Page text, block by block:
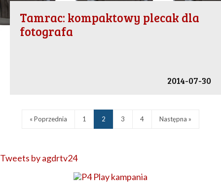
Tamrac: kompaktowy plecak dla
fotografa
2014-07-30
« Poprzednia 1 2 3 4 Następna »
Tweets by agdrtv24